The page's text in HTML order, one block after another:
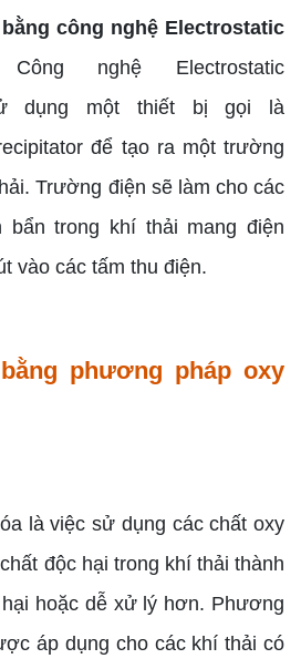
công nghệ Electrostatic
nghệ Electrostatic
dụng một thiết bị gọi là
để tạo ra một trường
Trường điện sẽ làm cho các
bẩn trong khí thải mang điện
vào các tấm thu điện.
phương pháp oxy
là việc sử dụng các chất oxy
độc hại trong khí thải thành
hoặc dễ xử lý hơn. Phương
áp dụng cho các khí thải có